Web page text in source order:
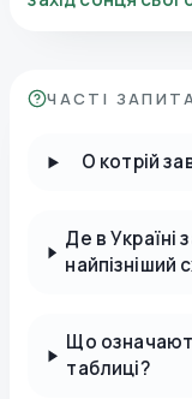
ЧАСТІ
О котрій
Де в Україні
найпізніший
Що
таблиці?